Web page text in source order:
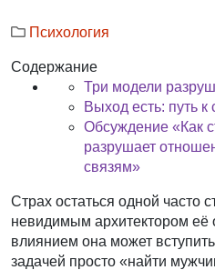
Психология
Содержание
Три модели
Выход есть: путь к
Обсуждение «Как
разрушает
связям»
Страх остаться одной часто
невидимым архитектором её
влиянием она может
задачей просто «найти